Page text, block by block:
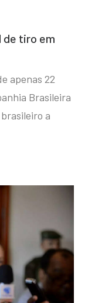
de tiro em
apenas 22
Brasileira
a